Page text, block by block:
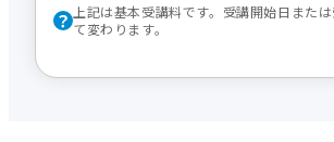
上記は基本受講料です。受講開始日また
て変わります。